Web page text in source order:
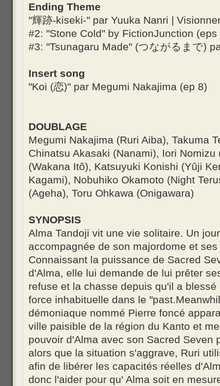
Ending Theme
"輝跡-kiseki-" par Yuuka Nanri |
#2: "Stone Cold" by FictionJunction (eps
#3: "Tsunagaru Made" (つながるまで)
Insert song
"Koi (恋)" par Megumi Nakajima (ep 8)
DOUBLAGE
Megumi Nakajima (Ruri Aiba), Takuma
Chinatsu Akasaki (Nanami), Iori
(Wakana Itô), Katsuyuki Konishi (Yûji
Kagami), Nobuhiko Okamoto (Night
(Ageha), Toru Ohkawa (Onigawara)
SYNOPSIS
Alma Tandoji vit une vie solitaire. Un
accompagnée de son majordome et
Connaissant la puissance de Sacred
d'Alma, elle lui demande de lui prêter
refuse et la chasse depuis qu'il a
force inhabituelle dans le
démoniaque nommé Pierre foncé
ville paisible de la région du Kanto et
pouvoir d'Alma avec son Sacred Seven
alors que la situation s'aggrave, Ruri
afin de libérer les capacités réelles
donc l'aider pour qu' Alma soit en